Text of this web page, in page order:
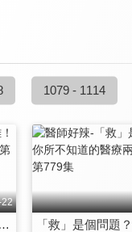
1079 - 1114
壞只有一線之隔？！ 第778集